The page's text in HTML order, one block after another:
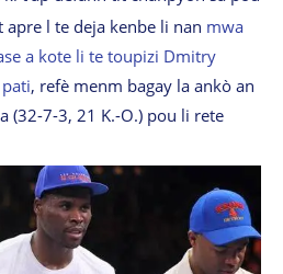
l te deja kenbe li nan mwa
a kote li te toupizi Dmitry
, refè menm bagay la ankò an
(32-7-3, 21 K.-O.) pou li rete